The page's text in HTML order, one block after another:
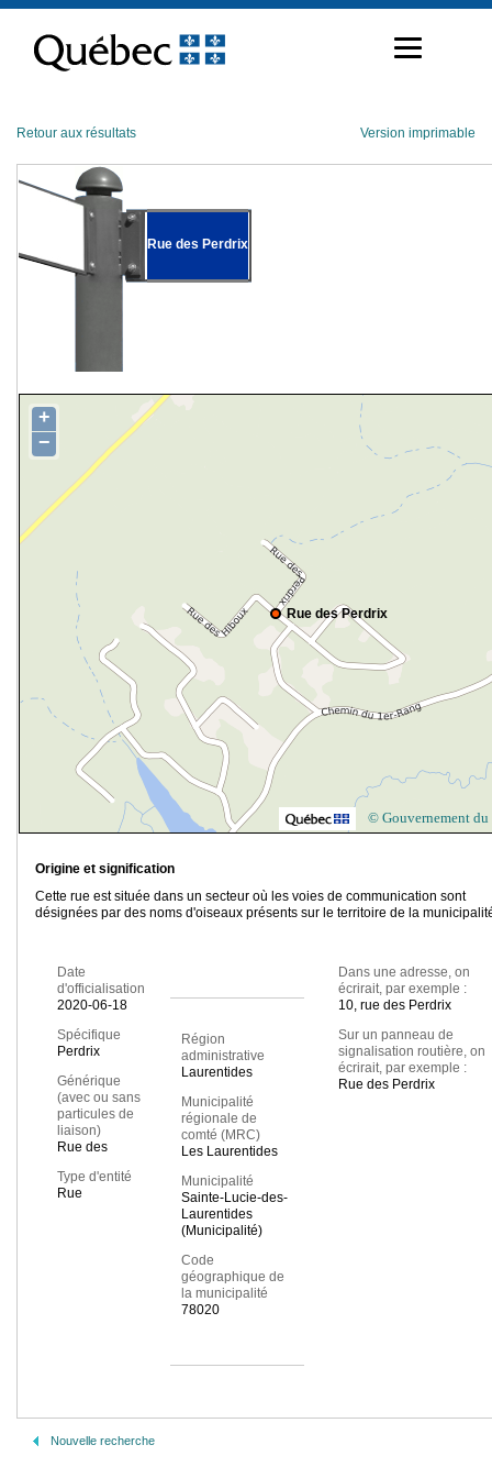
contenu
Retour aux résultats Version imprimable
Rue des Perdrix
Rue des Perdrix
+
−
© Gouvernement du
Origine et signification
Cette rue est située dans un secteur où les voies de communication sont
désignées par des noms d'oiseaux présents sur le territoire de la
Date
d'officialisation
2020-06-18
Spécifique
Perdrix
Générique
(avec ou sans
particules de
liaison)
Rue des
Type d'entité
Rue
Région
administrative
Laurentides
Municipalité
régionale de
comté (MRC)
Les Laurentides
Municipalité
Sainte-Lucie-des-
Laurentides
(Municipalité)
Code
géographique de
la municipalité
78020
Dans une adresse, on
écrirait, par exemple :
10, rue des Perdrix
Sur un panneau de
signalisation routière, on
écrirait, par exemple :
Rue des Perdrix
Nouvelle recherche